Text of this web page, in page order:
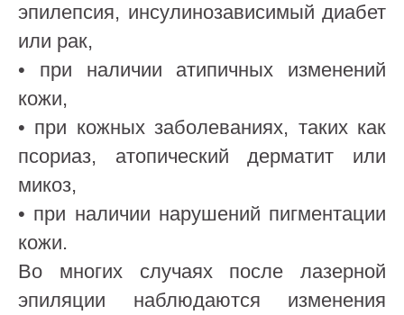
эпилепсия, инсулинозависимый диабет
или рак,
• при наличии атипичных изменений
кожи,
• при кожных заболеваниях, таких как
псориаз, атопический дерматит или
микоз,
• при наличии нарушений пигментации
кожи.
Во многих случаях после лазерной
эпиляции наблюдаются изменения